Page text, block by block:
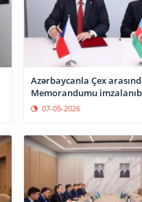
Azərbaycanla Çex
Memorandumu imzalanıb
07-05-2026